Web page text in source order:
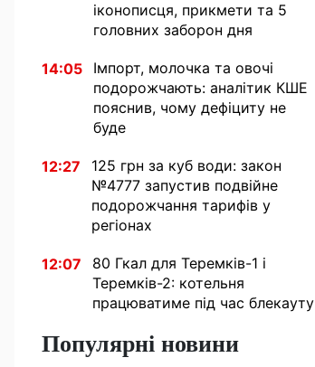
іконописця, прикмети та 5
головних заборон дня
14:05
Імпорт, молочка та овочі
подорожчають: аналітик КШЕ
пояснив, чому дефіциту не
буде
12:27
125 грн за куб води: закон
№4777 запустив подвійне
подорожчання тарифів у
регіонах
12:07
80 Гкал для Теремків-1 і
Теремків-2: котельня
працюватиме під час блекауту
Популярні новини